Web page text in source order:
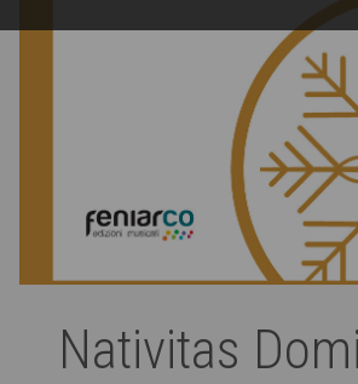
Nativitas